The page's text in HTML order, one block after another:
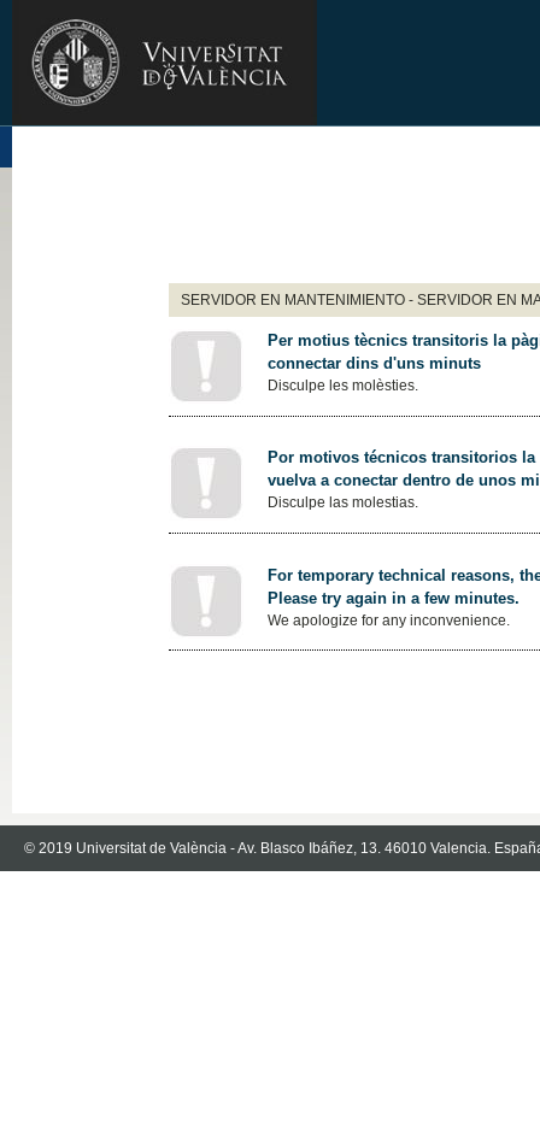
SERVIDOR EN MANTENIMIENTO - SERVIDOR EN
Per motius tècnics transitoris la
connectar dins d'uns minuts
Disculpe les molèsties.
Por motivos técnicos transitorios
vuelva a conectar dentro de unos
Disculpe las molestias.
For temporary technical reasons,
Please try again in a few minutes.
We apologize for any inconvenience.
© 2019 Universitat de València - Av. Blasco Ibáñez, 13. 46010 Valencia.